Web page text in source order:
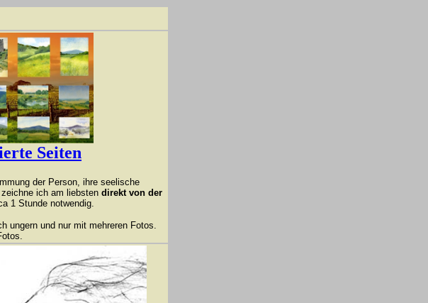
Seiten
der Person, ihre seelische
ich am liebsten direkt von der
1 Stunde notwendig.
ungern und nur mit mehreren Fotos.